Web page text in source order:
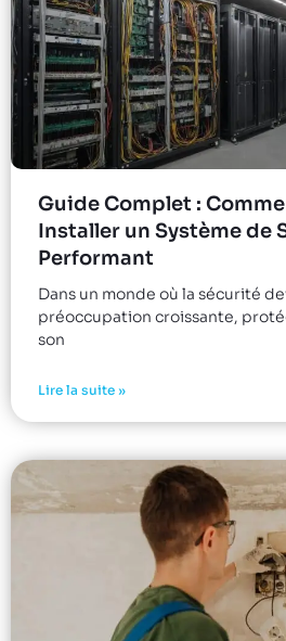
Guide Complet :
Installer un Système de
Performant
Dans un monde où la sécurité
préoccupation croissante,
son
Lire la suite »